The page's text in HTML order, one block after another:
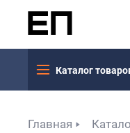
Каталог
Главная